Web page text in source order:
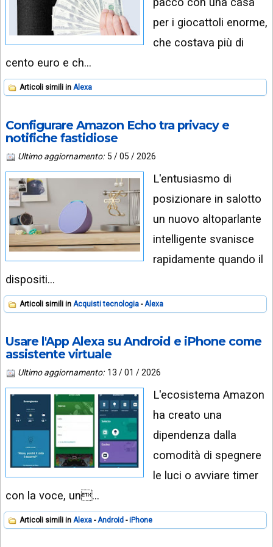
per i giocattoli enorme,
che costava più di
cento euro e ch…
Articoli simili in Alexa
Configurare Amazon Echo tra privacy e
notifiche fastidiose
Ultimo aggiornamento: 5 / 05 / 2026
L'entusiasmo di
posizionare in salotto
un nuovo altoparlante
intelligente svanisce
rapidamente quando il
dispositi…
Articoli simili in Acquisti tecnologia Alexa
Usare l'App Alexa su Android e iPhone come
assistente virtuale
Ultimo aggiornamento: 13 / 01 / 2026
L'ecosistema Amazon
ha creato una
dipendenza dalla
comodità di spegnere
le luci o avviare timer
con la voce, un…
Articoli simili in Alexa Android iPhone